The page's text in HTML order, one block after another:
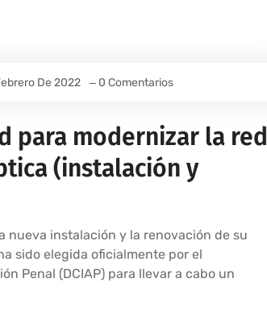
De 2022 0 Comentarios
para modernizar la red
(instalación y
nueva instalación y la renovación de su
sido elegida oficialmente por el
Penal (DCIAP) para llevar a cabo un